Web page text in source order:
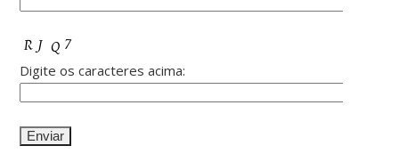
Digite os caracteres acima: